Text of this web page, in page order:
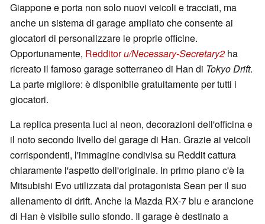
Giappone e porta non solo nuovi veicoli e tracciati, ma
anche un sistema di garage ampliato che consente ai
giocatori di personalizzare le proprie officine.
Opportunamente, Redditoru/Necessary-Secretary2 ha
ricreato il famoso garage sotterraneo di Han di Tokyo Drift.
La parte migliore: è disponibile gratuitamente per tutti i
giocatori.
La replica presenta luci al neon, decorazioni dell'officina e
il noto secondo livello del garage di Han. Grazie ai veicoli
corrispondenti, l'immagine condivisa su Reddit cattura
chiaramente l'aspetto dell'originale. In primo piano c'è la
Mitsubishi Evo utilizzata dal protagonista Sean per il suo
allenamento di drift. Anche la Mazda RX-7 blu e arancione
di Han è visibile sullo sfondo. Il garage è destinato a